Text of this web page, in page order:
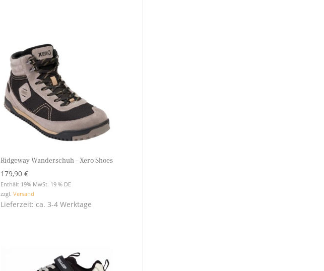
Ridgeway Wanderschuh – Xero Shoes
179,90 €
Enthält 19% MwSt. 19 % DE
zzgl. Versand
Lieferzeit: ca. 3-4 Werktage